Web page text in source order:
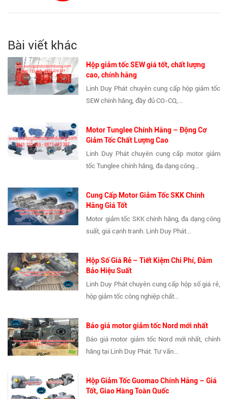
Bài viết khác
Hộp giảm tốc SEW giá tốt, chất lượng
cao, chính hãng
Linh Duy Phát chuyên cung cấp hộp giảm tốc
SEW chính hãng, đầy đủ CO-CQ,...
Motor Tunglee Chính Hãng – Động Cơ
Giảm Tốc Chất Lượng Cao
Linh Duy Phát chuyên cung cấp motor giảm
tốc Tunglee chính hãng, đa dạng công...
Cung Cấp Motor Giảm Tốc SKK Chính
Hãng Giá Tốt
Motor giảm tốc SKK chính hãng, đa dạng công
suất, giá cạnh tranh. Linh Duy Phát...
Hộp Số Giá Rẻ – Tiết Kiệm Chi Phí, Đảm
Bảo Hiệu Suất
Linh Duy Phát chuyên cung cấp hộp số giá rẻ,
hộp giảm tốc công nghiệp chất...
Báo giá motor giảm tốc Nord mới nhất
Báo giá motor giảm tốc Nord mới nhất, chính
hãng tại Linh Duy Phát. Tư vấn...
Hộp Giảm Tốc Guomao Chính Hãng – Giá
Tốt, Giao Hàng Toàn Quốc